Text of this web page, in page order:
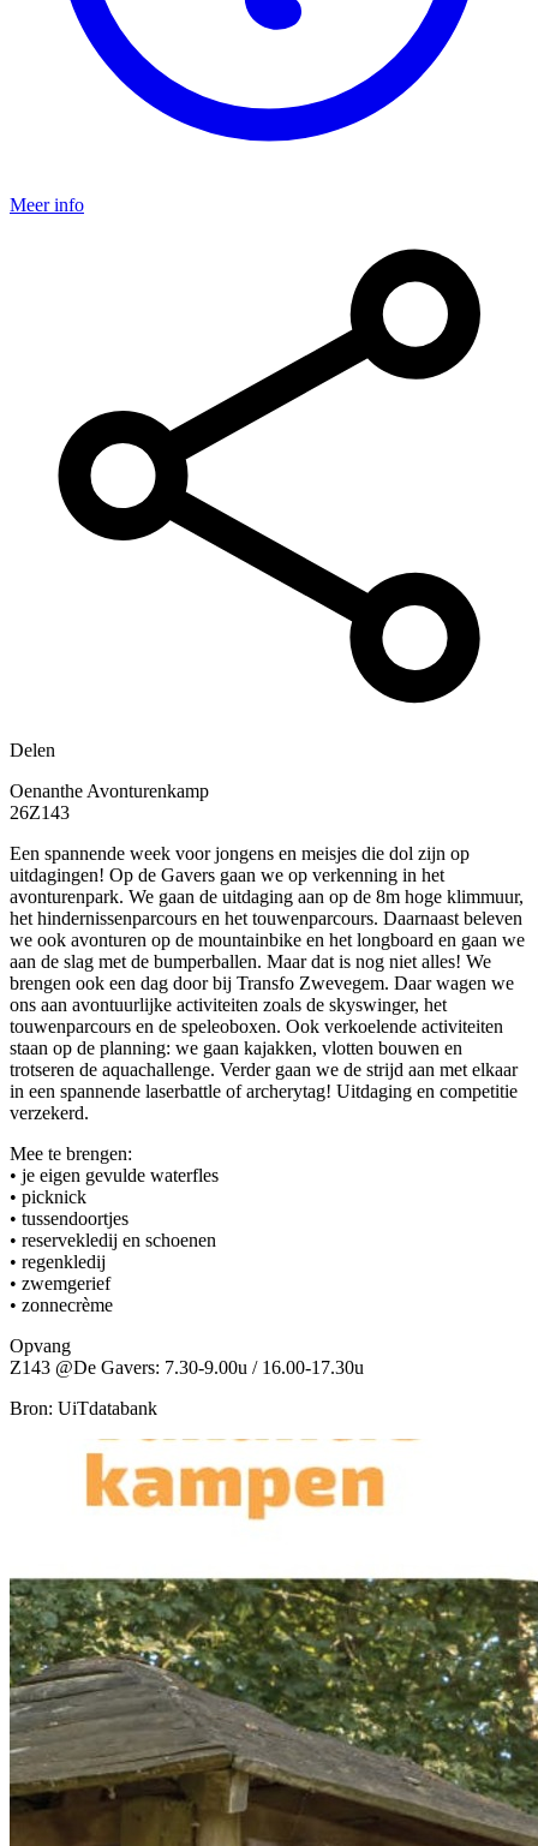
Meer info
Delen
Oenanthe Avonturenkamp
26Z143
Een spannende week voor jongens en meisjes die dol zijn op
uitdagingen! Op de Gavers gaan we op verkenning in het
avonturenpark. We gaan de uitdaging aan op de 8m hoge klimmuur,
het hindernissenparcours en het touwenparcours. Daarnaast beleven
we ook avonturen op de mountainbike en het longboard en gaan we
aan de slag met de bumperballen. Maar dat is nog niet alles! We
brengen ook een dag door bij Transfo Zwevegem. Daar wagen we
ons aan avontuurlijke activiteiten zoals de skyswinger, het
touwenparcours en de speleoboxen. Ook verkoelende activiteiten
staan op de planning: we gaan kajakken, vlotten bouwen en
trotseren de aquachallenge. Verder gaan we de strijd aan met elkaar
in een spannende laserbattle of archerytag! Uitdaging en competitie
verzekerd.
Mee te brengen:
• je eigen gevulde waterfles
• picknick
• tussendoortjes
• reservekledij en schoenen
• regenkledij
• zwemgerief
• zonnecrème
Opvang
Z143 @De Gavers: 7.30-9.00u / 16.00-17.30u
Bron: UiTdatabank